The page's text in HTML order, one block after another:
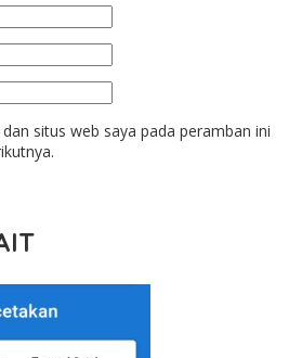
situs web saya pada peramban ini